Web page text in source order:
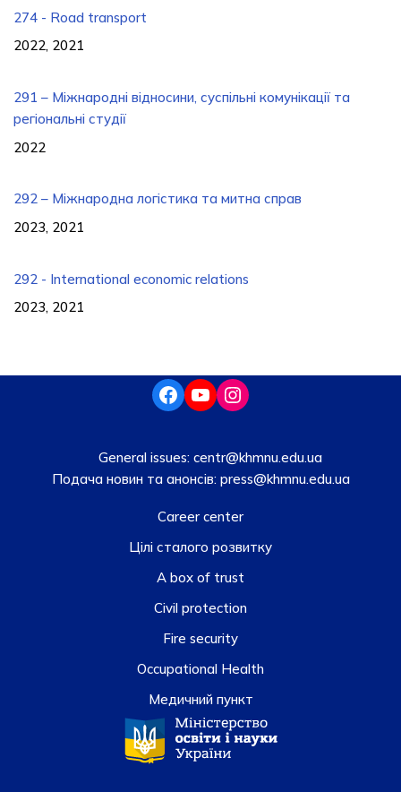
274 - Road transport
2022, 2021
291 – Міжнародні відносини, суспільні комунікації та
регіональні студії
2022
292 – Міжнародна логістика та митна справ
2023, 2021
292 - International economic relations
2023, 2021
General issues: centr@khmnu.edu.ua
Подача новин та анонсів:press@khmnu.edu.ua
Career center
Цілі сталого розвитку
A box of trust
Civil protection
Fire security
Occupational Health
Медичний пункт